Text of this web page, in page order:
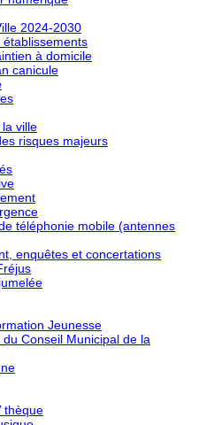
2024-2030
à domicile
canicule
ville
risques majeurs
téléphonie mobile (antennes
enquêtes et concertations
Jeunesse
du Conseil Municipal de la
thèque